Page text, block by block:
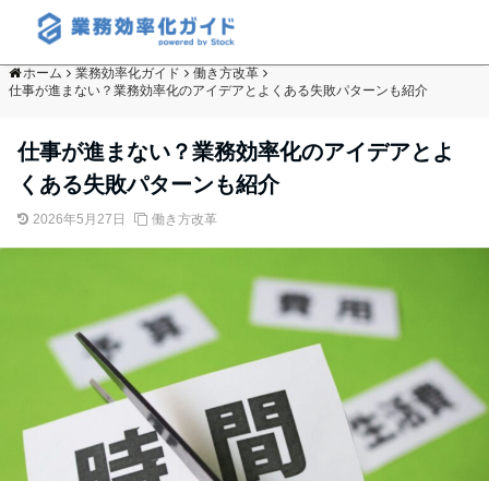
ホーム 業務効率化ガイド
働き方改革
仕事が進まない？業務効率化のアイデアとよくある失敗パターンも紹介
仕事が進まない？業務効率化のアイデアとよ
くある失敗パターンも紹介
2026年5月27日 働き方改革